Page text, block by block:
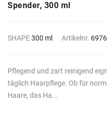
Spender, 300 ml
SHAPE300 ml Artikelnr.
Pflegend und zart reinigend
täglich Haarpflege. Ob für
Haare, das Ha...